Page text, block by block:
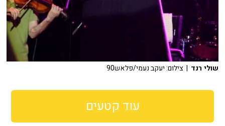
שולי רנד | צילום: יעקב נעמי/פלאש90
עוד קטעים